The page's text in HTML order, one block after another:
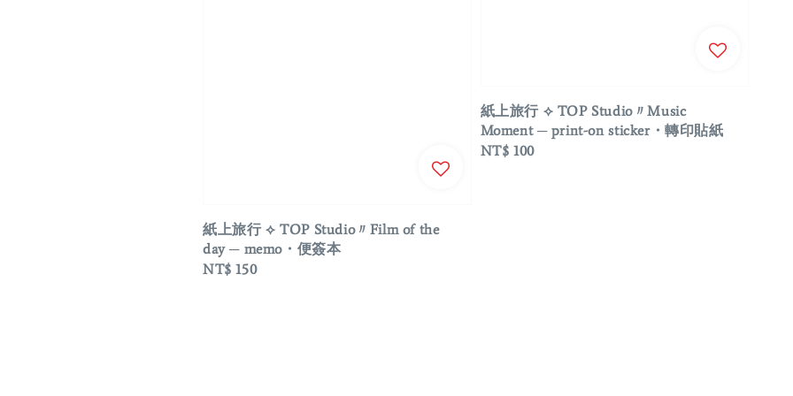
紙上旅行 ⟡ TOP Studio〃Film of the
day ─ memo・便簽本
Regular
NT$ 150
紙上旅行 ⟡ TOP Studio〃Music
Moment ─ print-on sticker・轉印貼紙
Regular
NT$ 100